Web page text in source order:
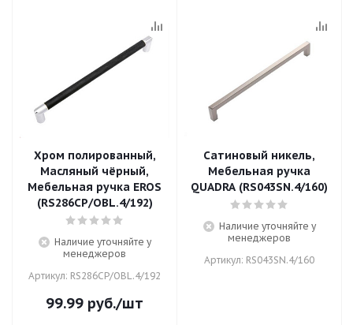
Хром полированный,
Масляный чёрный,
Мебельная ручка EROS
(RS286CP/OBL.4/192)
Наличие уточняйте у
менеджеров
Артикул: RS286CP/OBL.4/192
99.99 руб./шт
Сатиновый никель,
Мебельная ручка
QUADRA (RS043SN.4/160)
Наличие уточняйте у
менеджеров
Артикул: RS043SN.4/160